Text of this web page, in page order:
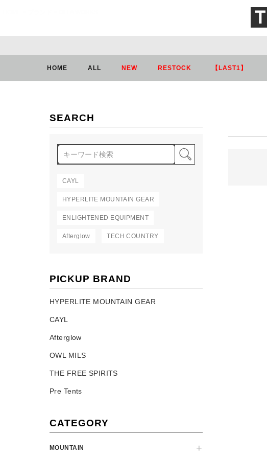
HOME ALL NEW RESTOCK 【LAST1】
SEARCH
CAYL
HYPERLITE MOUNTAIN GEAR
ENLIGHTENED EQUIPMENT
Afterglow TECH COUNTRY
PICKUP BRAND
HYPERLITE MOUNTAIN GEAR
CAYL
Afterglow
OWL MILS
THE FREE SPIRITS
Pre Tents
CATEGORY
MOUNTAIN